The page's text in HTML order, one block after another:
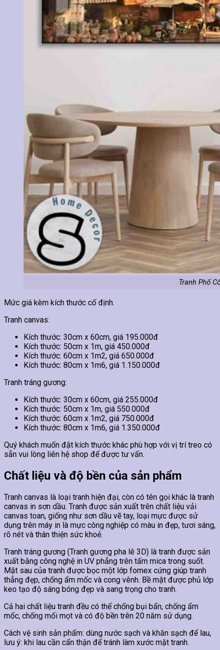
Tranh Phố
Mức giá kèm kích thước cố định.
Tranh canvas:
Kích thước: 30cm x 60cm, giá 195.000đ
Kích thước: 50cm x 1m, giá 450.000đ
Kích thước: 60cm x 1m2, giá 650.000đ
Kích thước: 80cm x 1m6, giá 1.150.000đ
Tranh tráng gương:
Kích thước: 30cm x 60cm, giá 255.000đ
Kích thước: 50cm x 1m, giá 550.000đ
Kích thước: 60cm x 1m2, giá 750.000đ
Kích thước: 80cm x 1m6, giá 1.350.000đ
Quý khách muốn đặt kích thước khác phù hợp với vị trí treo có
sẵn vui lòng liên hệ shop để được tư vấn.
Chất liệu và độ bền của sản phẩm
Tranh canvas là loại tranh hiện đại, còn có tên gọi khác là tranh
canvas in sơn dầu. Tranh được sản xuất trên chất liệu vải
canvas toan, giống như sơn dầu vẽ tay, loại mực được sử
dụng trên máy in là mực công nghiệp có màu in đẹp, tươi sáng,
rõ nét và thân thiện sức khoẻ.
Tranh tráng gương (Tranh gương pha lê 3D) là tranh được sản
xuất bằng công nghệ in UV phẳng trên tấm mica trong suốt.
Mặt sau của tranh được bọc một lớp fomex cứng giúp tranh
thẳng đẹp, chống ẩm mốc và cong vênh. Bề mặt được phủ lớp
keo tạo độ sáng bóng đẹp và sang trọng cho tranh.
Cả hai chất liệu tranh đều có thể chống bụi bẩn, chống ẩm
mốc, chống mối mọt và có độ bền trên 20 năm sử dụng.
Cách vệ sinh sản phẩm: dùng nước sạch và khăn sạch để lau,
lưu ý: khi lau cần cẩn thận để tránh làm xước mặt tranh.